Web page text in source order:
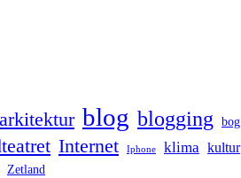
arkitektur blog blogging bog
Internet Iphone klima kultur
Zetland